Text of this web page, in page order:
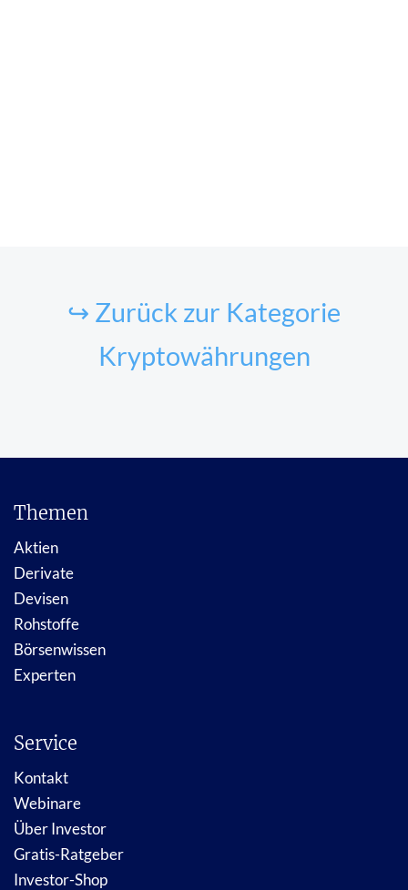
↪ Zurück zur Kategorie
Kryptowährungen
Themen
Aktien
Derivate
Devisen
Rohstoffe
Börsenwissen
Experten
Service
Kontakt
Webinare
Über Investor
Gratis-Ratgeber
Investor-Shop